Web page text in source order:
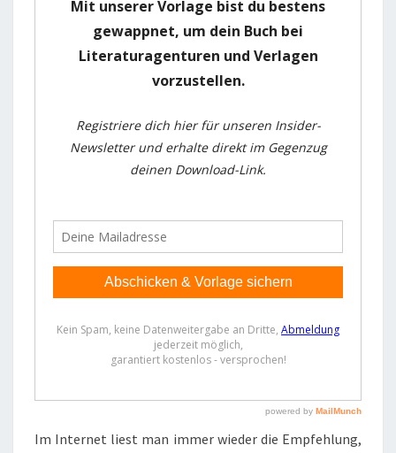
Im Internet liest man immer wieder die Empfehlung,